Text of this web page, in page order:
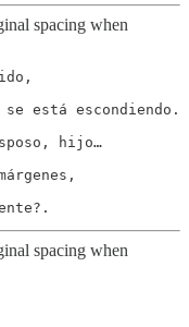
spacing when
está escondiendo.
hijo…
spacing when